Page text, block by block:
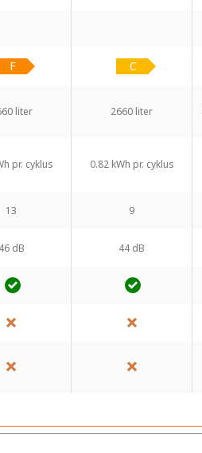
liter 2660 liter
pr. cyklus 0.82 kWh pr. cyklus
13 9
46 dB 44 dB